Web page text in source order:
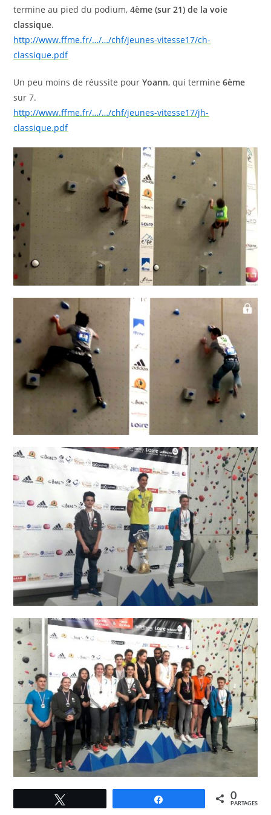
termine au pied du podium, 4ème (sur 21) de la voie
classique.
http://www.ffme.fr/…/…/chf/jeunes-vitesse17/ch-
classique.pdf
Un peu moins de réussite pourYoann, qui termine6ème
sur 7.
http://www.ffme.fr/…/…/chf/jeunes-vitesse17/jh-
classique.pdf
0
PARTAGES